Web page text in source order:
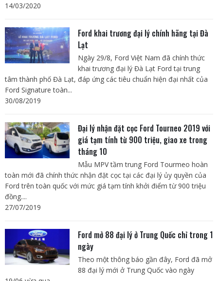
14/03/2020
Ford khai trương đại lý chính hãng tại Đà
Lạt
Ngày 29/8, Ford Việt Nam đã chính thức
khai trương đại lý Đà Lạt Ford tại trung
tâm thành phố Đà Lạt, đáp ứng các tiêu chuẩn hiện đại nhất của
Ford Signature toàn...
30/08/2019
Đại lý nhận đặt cọc Ford Tourneo 2019 với
giá tạm tính từ 900 triệu, giao xe trong
tháng 10
Mẫu MPV tầm trung Ford Tourmeo hoàn
toàn mới đã chính thức nhận đặt cọc tại các đại lý ủy quyền của
Ford trên toàn quốc với mức giá tạm tính khởi điểm từ 900 triệu
đồng....
27/07/2019
Ford mở 88 đại lý ở Trung Quốc chỉ trong 1
ngày
Theo một thông báo gần đây, Ford đã mở
88 đại lý mới ở Trung Quốc vào ngày